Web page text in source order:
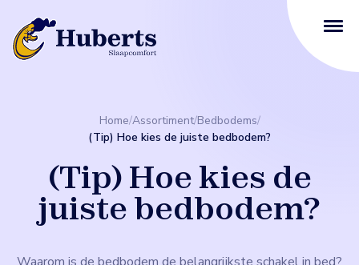
Home/Assortiment/Bedbodems/
(Tip) Hoe kies de juiste bedbodem?
(Tip) Hoe kies de
juiste bedbodem?